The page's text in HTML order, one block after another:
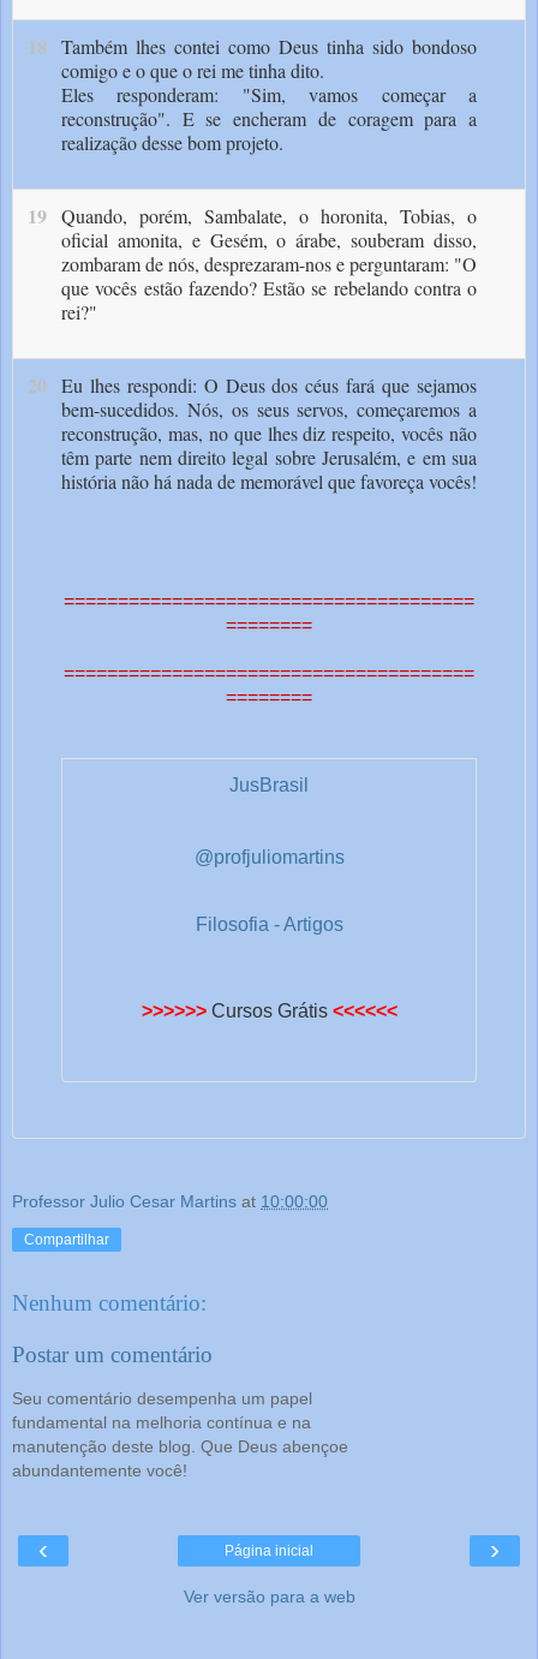
18
Tam­bém lhes contei como Deus tinha sido bondoso
comigo e o que o rei me tinha dito.
Eles responderam: "Sim, vamos come­çar a
reconstrução". E se encheram de coragem para a
realização desse bom projeto.
19 Quando, porém, Sambalate, o horonita, Tobias, o
oficial amonita, e Gesém, o árabe, souberam disso,
zombaram de nós, desprezaram-nos e perguntaram: "O
que vocês estão fazendo? Estão se rebelando contra o
rei?"
20 Eu lhes respondi: O Deus dos céus fará que sejamos
bem-sucedidos. Nós, os seus servos, começaremos a
reconstrução, mas, no que lhes diz respeito, vocês não
têm parte nem direito legal sobre Jerusalém, e em sua
história não há nada de memorável que favo­reça vocês!
======================================
========
======================================
========
JusBrasil
@profjuliomartins
Filosofia - Artigos
>>>>>> Cursos Grátis <<<<<<
Professor Julio Cesar Martins at 10:00:00
Compartilhar
Nenhum comentário:
Postar um comentário
Seu comentário desempenha um papel
fundamental na melhoria contínua e na
manutenção deste blog. Que Deus abençoe
abundantemente você!
‹ ›
Página inicial
Ver versão para a web